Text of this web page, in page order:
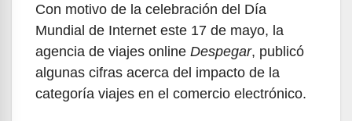
Con motivo de la celebración del Día
Mundial de Internet este 17 de mayo, la
agencia de viajes online Despegar, publicó
algunas cifras acerca del impacto de la
categoría viajes en el comercio electrónico.